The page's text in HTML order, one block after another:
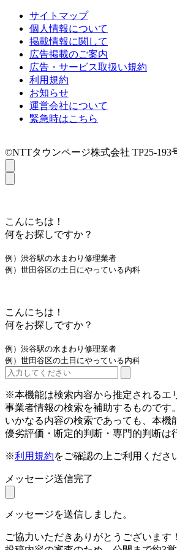
サイトマップ
個人情報について
掲載情報に関して
広告掲載のご案内
広告・サービス取扱い規約
利用規約
お知らせ
運営会社について
緊急時はこちら
©NTTタウンページ株式会社 TP25-193
こんにちは！
何をお探しですか？
例）渋谷駅の水まわり修理業者
例）世田谷区の土日にやっている内科
こんにちは！
何をお探しですか？
例）渋谷駅の水まわり修理業者
例）世田谷区の土日にやっている内科
※本機能は検索内容から推定されるエ
事業者情報の検索を補助するものです。
いかなる内容の検索であっても、本機
優劣評価・断定的判断・専門的判断は
※利用規約をご確認の上ご利用くださ
メッセージ送信完了
メッセージを送信しました。
ご協力いただきありがとうございます！